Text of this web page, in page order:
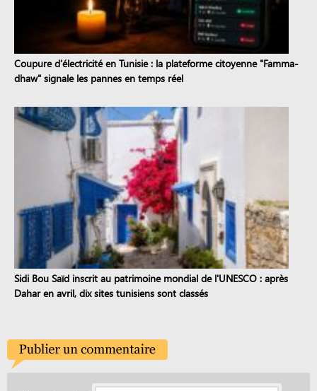
Coupure d’électricité en Tunisie : la plateforme citoyenne "Famma-
dhaw" signale les pannes en temps réel
Sidi Bou Saïd inscrit au patrimoine mondial de l'UNESCO : après
Dahar en avril, dix sites tunisiens sont classés